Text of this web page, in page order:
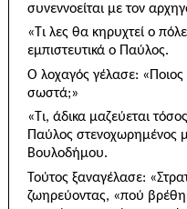
συνεννοείται με τον
«Τι λες θα κηρυχτεί ο
εμπιστευτικά ο Παύλος.
Ο λοχαγός γέλασε:
σωστά;»
«Τι, άδικα μαζεύεται
Παύλος στενοχωρημένος
Βουλοδήμου.
Τούτος ξαναγέλασε:
ζωηρεύοντας, «πού